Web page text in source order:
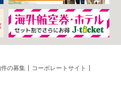
の募集 コーポレートサイト